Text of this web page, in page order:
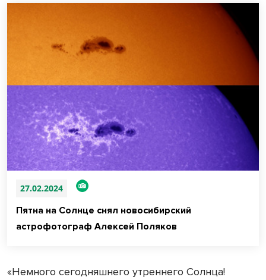
27.02.2024
Пятна на Солнце снял новосибирский
астрофотограф Алексей Поляков
«Немного сегодняшнего утреннего Солнца!